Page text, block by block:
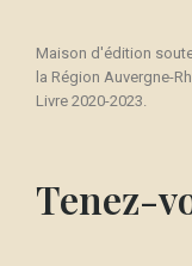
Maison d'édition
la Région Auvergne-
Livre 2020-2023.
Tenez-